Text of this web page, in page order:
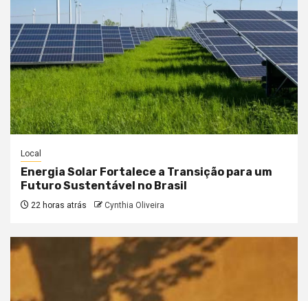
Local
Energia Solar Fortalece a Transição para um
Futuro Sustentável no Brasil
22 horas atrás Cynthia Oliveira